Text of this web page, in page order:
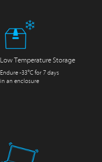
Low Temperature Storage
Endure -33°C for 7 days
in an enclosure